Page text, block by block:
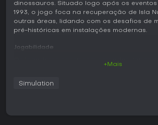
dinossauros. Situado logo após os
1993, o jogo foca na recuperação de Isla
outras áreas, lidando com os desafios de
pré-históricas em instalações modernas.
Jogabilidade
manutenção da rede elétrica e a resposta
+Mais
Simulation